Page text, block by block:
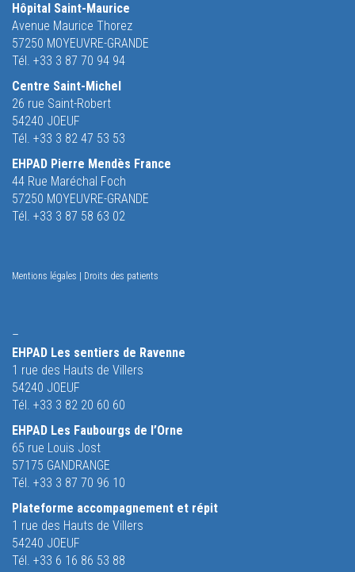
Hôpital Saint-Maurice
Avenue Maurice Thorez
57250 MOYEUVRE-GRANDE
Tél. +33 3 87 70 94 94
Centre Saint-Michel
26 rue Saint-Robert
54240 JOEUF
Tél. +33 3 82 47 53 53
EHPAD Pierre Mendès France
44 Rue Maréchal Foch
57250 MOYEUVRE-GRANDE
Tél. +33 3 87 58 63 02
Mentions légales Droits des patients
–
EHPAD Les sentiers de Ravenne
1 rue des Hauts de Villers
54240 JOEUF
Tél. +33 3 82 20 60 60
EHPAD Les Faubourgs de l’Orne
65 rue Louis Jost
57175 GANDRANGE
Tél. +33 3 87 70 96 10
Plateforme accompagnement et répit
1 rue des Hauts de Villers
54240 JOEUF
Tél. +33 6 16 86 53 88